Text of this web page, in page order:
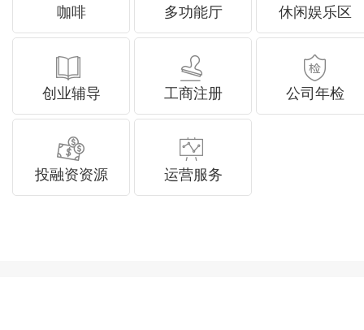
咖啡 多功能厅 休闲娱乐区
创业辅导 工商注册 公司年检
投融资资源 运营服务